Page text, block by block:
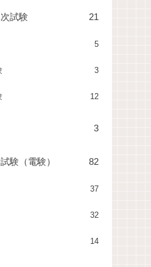
試験 21
5
3
12
3
験（電験） 82
37
32
14